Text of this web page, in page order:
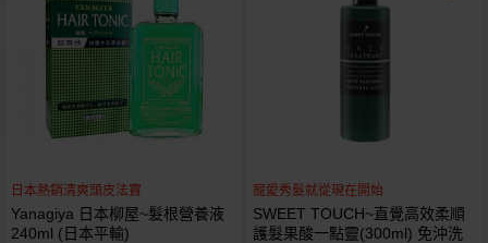
日本熱銷清爽頭皮法寶
Yanagiya 日本柳屋~髮根營養液
240ml (日本平輸)
寵愛秀髮就從現在開始
SWEET TOUCH~直覺高效柔順
護髮果酸一點靈(300ml) 免沖洗